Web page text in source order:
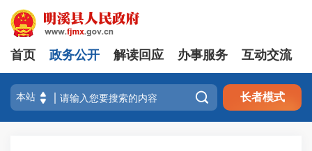
首页 政务公开 解读回应 办事服务 互动交流
 长者模式